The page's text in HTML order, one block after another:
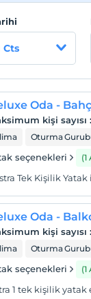
‘Karşı Akım
43 km.
Cts
Oda -
kişi sayısı
Oturma
seçenekleri
Tek Kişilik
Oda -
kişi sayısı
Oturma
seçenekleri
1 tek kişilik